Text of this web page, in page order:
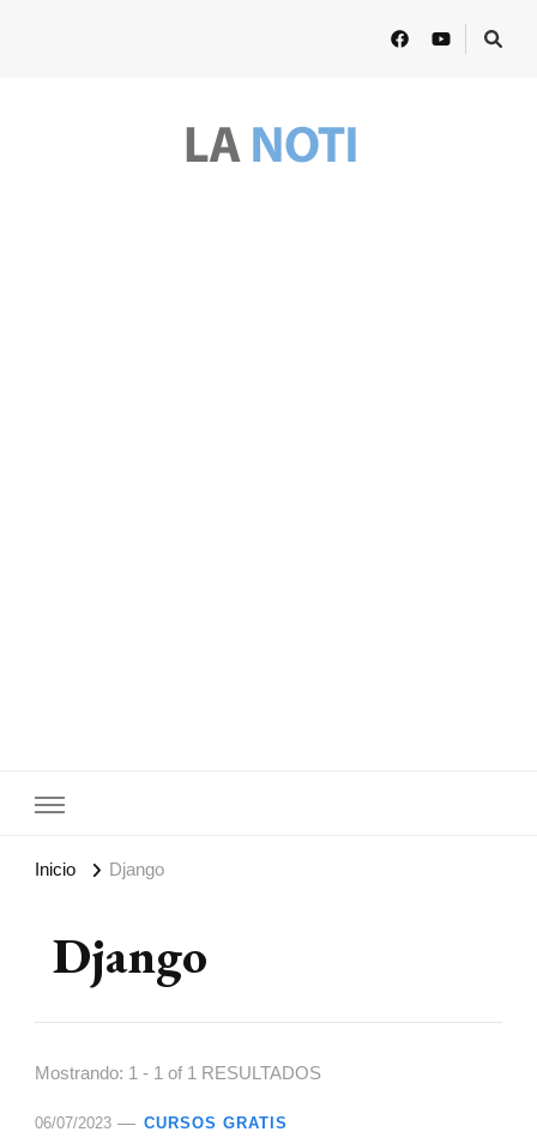
Inicio Django
Django
Mostrando: 1 - 1 of 1 RESULTADOS
06/07/2023 CURSOS GRATIS